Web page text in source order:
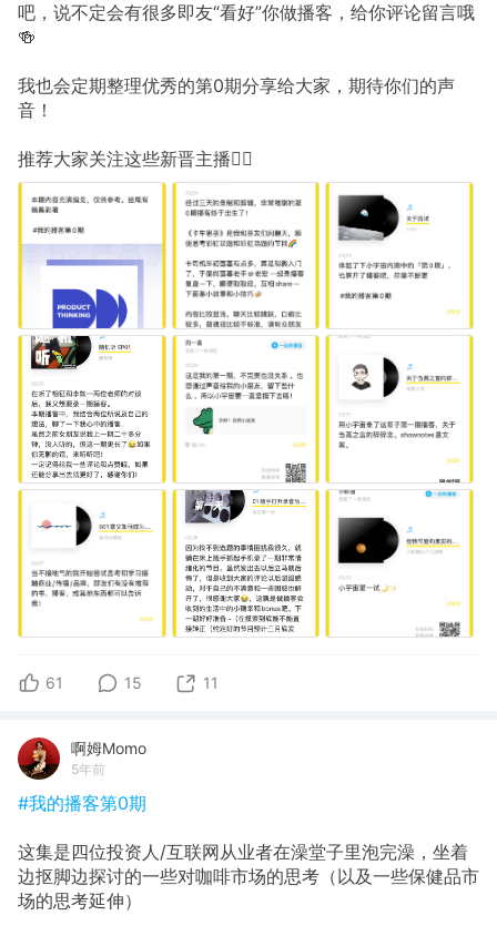
吧，说不定会有很多即友“看好”你做播客，给你评论留言哦
🍻
我也会定期整理优秀的第0期分享给大家，期待你们的声
音！
推荐大家关注这些新晋主播👇🏼
61 15 11
啊姆Momo
5年前
#我的播客第0期
这集是四位投资人/互联网从业者在澡堂子里泡完澡，坐着
边抠脚边探讨的一些对咖啡市场的思考（以及一些保健品市
场的思考延伸）